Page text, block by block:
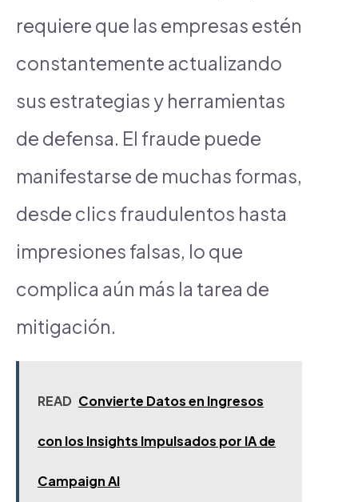
requiere que las empresas estén
constantemente actualizando
sus estrategias y herramientas
de defensa. El fraude puede
manifestarse de muchas formas,
desde clics fraudulentos hasta
impresiones falsas, lo que
complica aún más la tarea de
mitigación.
READ Convierte Datos en Ingresos
con los Insights Impulsados por IA de
Campaign AI